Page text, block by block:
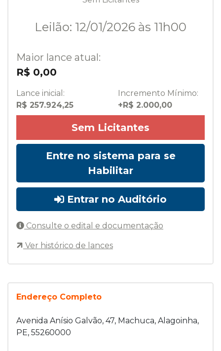
Endereço Completo
Avenida Anísio Galvão, 47, Machuca, Alagoinha,
PE, 55260000
Leilão: 12/01/2026 às 11h00
Maior lance atual:
R$ 0,00
Lance inicial:
R$ 257.924,25
Incremento Mínimo:
+R$ 2.000,00
Sem Licitantes
Entre no sistema para se
Habilitar
Entrar no Auditório
Consulte o edital e documentação
Ver histórico de lances